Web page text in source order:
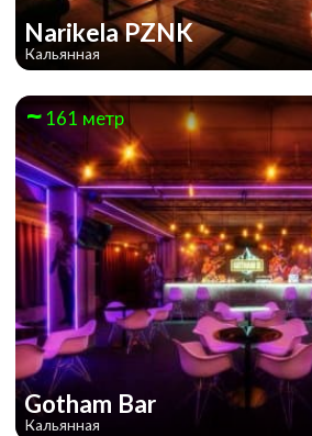
Narikela PZNK
Кальянная
161 метр
Gotham Bar
Кальянная